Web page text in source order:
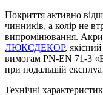
Покриття активно
чинників, а колір не
випромінювання.
ЛЮКСДЕКОР,
вимогам PN-EN 71-3
при подальшій
Технічні